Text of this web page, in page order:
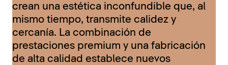
crean una estética inconfundible que, al
mismo tiempo, transmite calidez y
cercanía. La combinación de
prestaciones premium y una fabricación
de alta calidad establece nuevos